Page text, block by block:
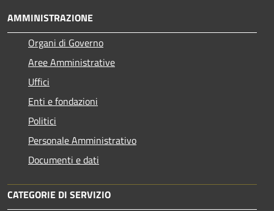
AMMINISTRAZIONE
Organi di Governo
Aree Amministrative
Uffici
Enti e fondazioni
Politici
Personale Amministrativo
Documenti e dati
CATEGORIE DI SERVIZIO